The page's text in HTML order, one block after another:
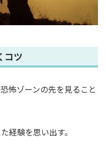
コツ
怖ゾーンの先を見ること
経験を思い出す。